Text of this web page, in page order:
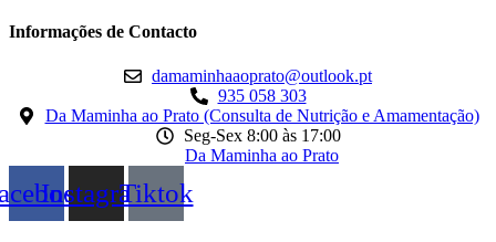
Informações de Contacto
damaminhaaoprato@outlook.pt
935 058 303
Da Maminha ao Prato (Consulta de Nutrição e Amamentação)
Seg-Sex 8:00 às 17:00
Da Maminha ao Prato
InstagramTiktok